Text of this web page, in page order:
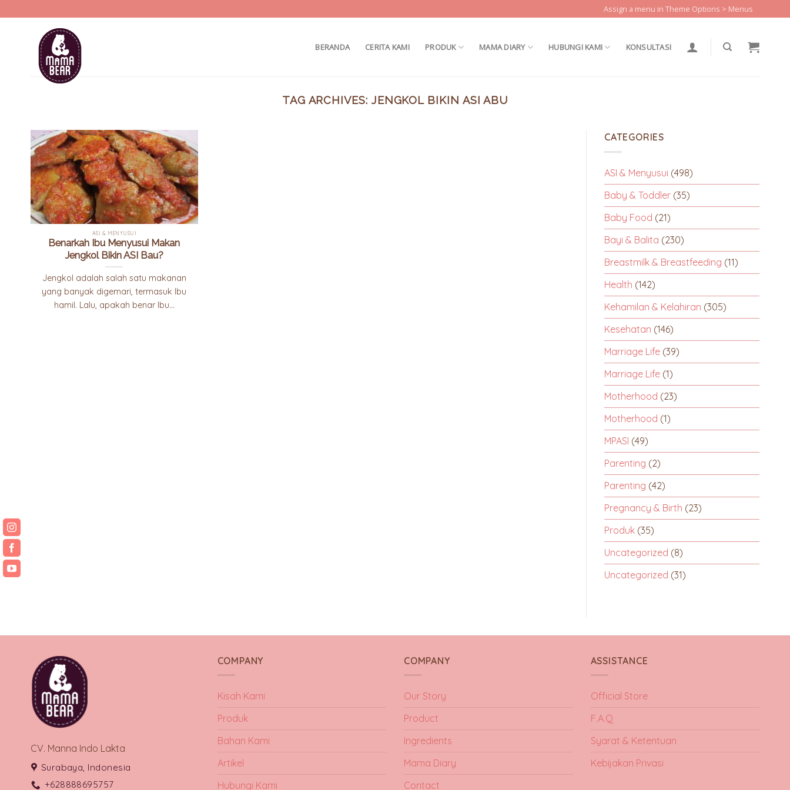
Assign a menu in Theme Options > Menus
BERANDA CERITA KAMI PRODUK MAMA DIARY HUBUNGI KAMI KONSULTASI
TAG ARCHIVES: JENGKOL BIKIN ASI ABU
ASI & MENYUSUI
Benarkah Ibu Menyusui Makan
Jengkol Bikin ASI Bau?
Jengkol adalah salah satu makanan
yang banyak digemari, termasuk Ibu
hamil. Lalu, apakah benar Ibu...
CATEGORIES
ASI & Menyusui (498)
Baby & Toddler (35)
Baby Food (21)
Bayi & Balita (230)
Breastmilk & Breastfeeding (11)
Health (142)
Kehamilan & Kelahiran (305)
Kesehatan (146)
Marriage Life (39)
Marriage Life (1)
Motherhood (23)
Motherhood (1)
MPASI (49)
Parenting (2)
Parenting (42)
Pregnancy & Birth (23)
Produk (35)
Uncategorized (8)
Uncategorized (31)
CV. Manna Indo Lakta
Surabaya, Indonesia
+628888695757
COMPANY
Kisah Kami
Produk
Bahan Kami
Artikel
Hubungi Kami
COMPANY
Our Story
Product
Ingredients
Mama Diary
Contact
ASSISTANCE
Official Store
F.A.Q
Syarat & Ketentuan
Kebijakan Privasi